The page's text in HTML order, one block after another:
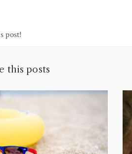
post!
this posts